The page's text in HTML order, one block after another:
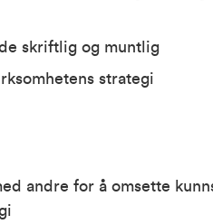
skriftlig og muntlig
strategi
andre for å omsette